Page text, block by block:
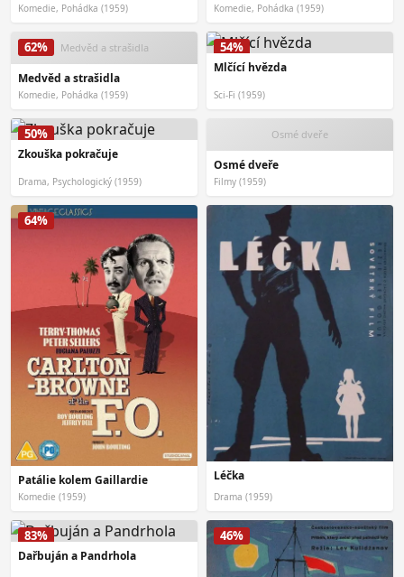
Komedie, Pohádka (1959) Komedie, Pohádka (1959)
62% Medvěd a strašidla
Medvěd a strašidla
Komedie, Pohádka (1959)
54%
Mlčící hvězda
Sci-Fi (1959)
50%
Zkouška pokračuje
Drama, Psychologický (1959)
Osmé dveře
Osmé dveře
Filmy (1959)
64%
Patálie kolem Gaillardie
Komedie (1959)
Léčka
Drama (1959)
83%
Dařbuján a Pandrhola
46%